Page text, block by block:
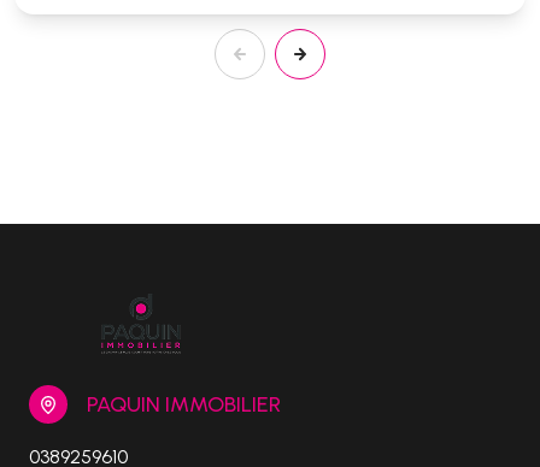
PAQUIN IMMOBILIER
0389259610